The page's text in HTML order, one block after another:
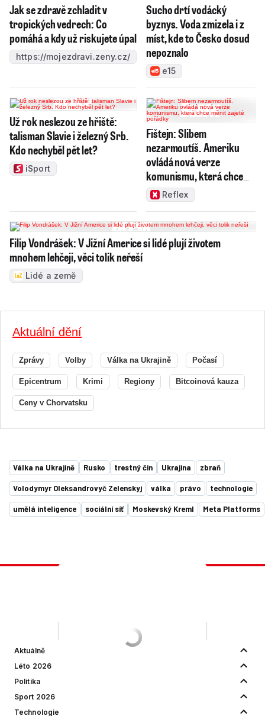
Jak se zdravě zchladit v
tropických vedrech: Co
pomáhá a kdy už riskujete úpal
https://mojezdravi.zeny.cz/
Sucho drtí vodácký
byznys. Voda zmizela i z
míst, kde to Česko dosud
nepoznalo
e15
Už rok neslezou ze hřiště:
talisman Slavie i železný Srb.
Kdo nechyběl pět let?
iSport
Fištejn: Slibem
nezarmoutíš. Ameriku
ovládá nová verze
komunismu, která chce
měnit zajeté pořádky
Reflex
Filip Vondrášek: V Jižní Americe si lidé plují životem
mnohem lehčeji, věci tolik neřeší
Lidé a země
Aktuální dění
Zprávy Volby Válka na Ukrajině Počasí
Epicentrum Krimi Regiony Bitcoinová kauza
Ceny v Chorvatsku
Válka na Ukrajině Rusko trestný čin Ukrajina zbraň
Volodymyr Oleksandrovyč Zelenskyj válka právo technologie
umělá inteligence sociální síť Moskevský Kreml Meta Platforms
Aktuálně
Léto 2026
Politika
Sport 2026
Technologie